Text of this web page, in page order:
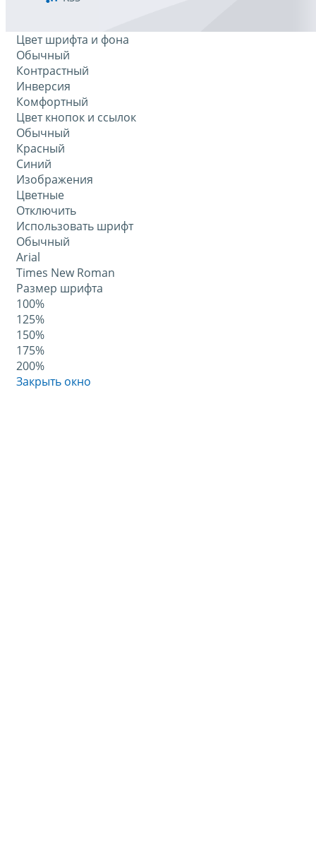
Цвет шрифта и фона
Обычный
Контрастный
Инверсия
Комфортный
Цвет кнопок и ссылок
Обычный
Красный
Синий
Изображения
Цветные
Отключить
Использовать шрифт
Обычный
Arial
Times New Roman
Размер шрифта
100%
125%
150%
175%
200%
Закрыть окно